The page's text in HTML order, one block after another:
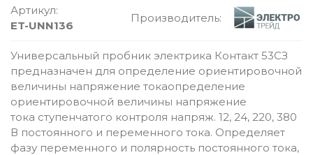
Артикул:
ET-UNN136
Производитель:
Универсальный пробник электрика Контакт 53СЗ
предназначен для определение ориентировочной
величины напряжение токаопределение
ориентировочной величины напряжение
тока ступенчатого контроля напряж. 12, 24, 220, 380
В постоянного и переменного тока. Определяет
фазу переменного и полярность постоянного тока,